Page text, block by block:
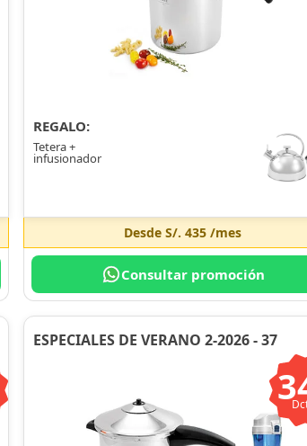
REGALO:
Tetera +
infusionador
DesdeS/. 435 /mes
Consultar promoción
ESPECIALES DE VERANO 2-2026 - 37